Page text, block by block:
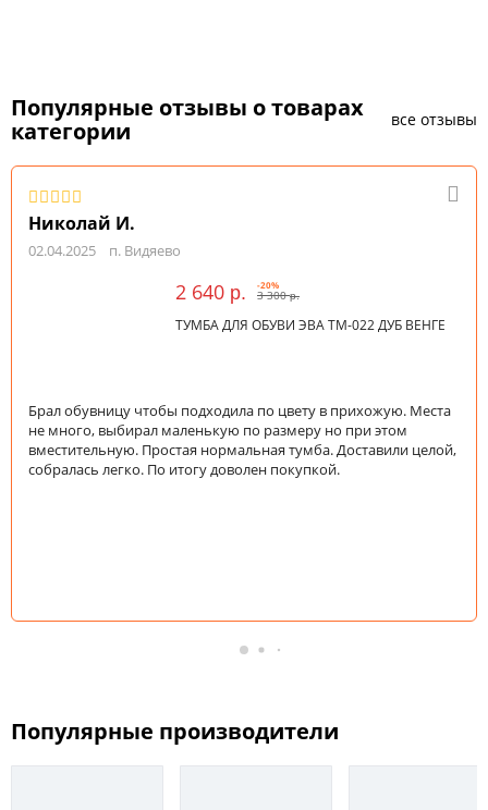
Популярные отзывы о товарах
категории
все отзывы
Николай И.
02.04.2025 п. Видяево
2 640 р. -20%
3 300р.
ТУМБА ДЛЯ ОБУВИ ЭВА ТМ-022 ДУБ ВЕНГЕ
Брал обувницу чтобы подходила по цвету в прихожую. Места
не много, выбирал маленькую по размеру но при этом
вместительную. Простая нормальная тумба. Доставили целой,
собралась легко. По итогу доволен покупкой.
Популярные производители